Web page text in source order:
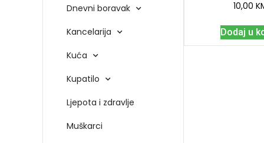
Dnevni boravak
Kancelarija
Kuća
Kupatilo
Ljepota i zdravlje
Muškarci
10,00
Dodaj u